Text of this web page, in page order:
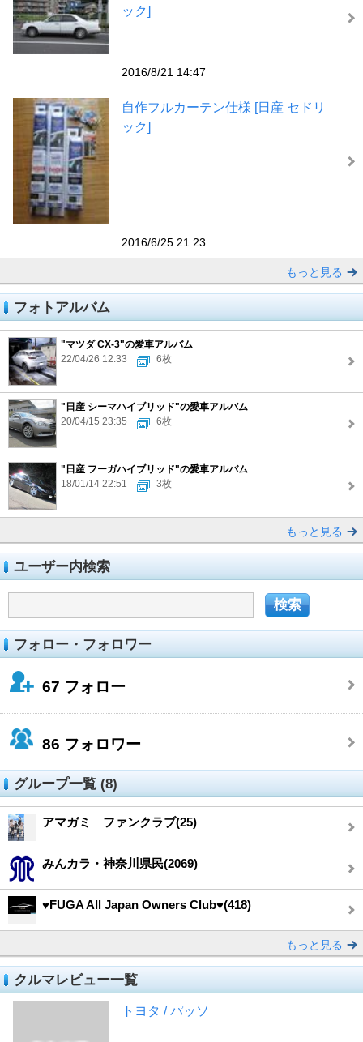
ック]
2016/8/21 14:47
自作フルカーテン仕様 [日産 セドリ
ック]
2016/6/25 21:23
もっと見る
フォトアルバム
"マツダ CX-3"の愛車アルバム
22/04/26 12:33
6枚
"日産 シーマハイブリッド"の愛車アルバム
20/04/15 23:35
6枚
"日産 フーガハイブリッド"の愛車アルバム
18/01/14 22:51
3枚
もっと見る
ユーザー内検索
フォロー・フォロワー
67 フォロー
86 フォロワー
グループ一覧 (8)
アマガミ ファンクラブ(25)
みんカラ・神奈川県民(2069)
♥FUGA All Japan Owners Club♥(418)
もっと見る
クルマレビュー一覧
トヨタ / パッソ